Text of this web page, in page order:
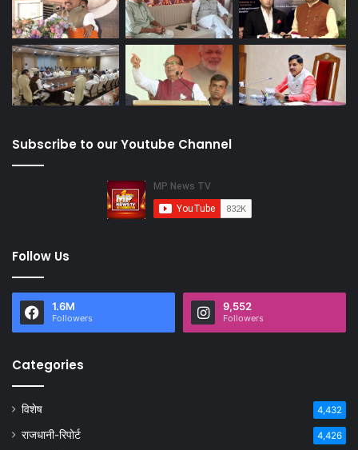
Subscribe to our Youtube Channel
Follow Us
1.6M
Followers
9,552
Followers
Categories
विशेष 4,432
राजधानी-रिपोर्ट 4,426